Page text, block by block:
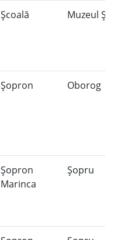
Şcoală Muzeul
Şopron Oborog
Şopron
Marinca
Şopru